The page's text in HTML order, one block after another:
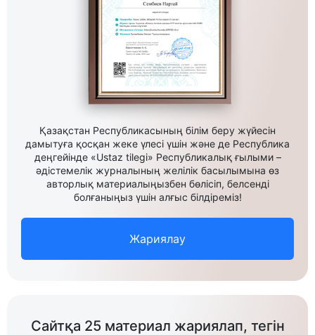
Қазақстан Республикасының білім беру жүйесін
дамытуға қосқан жеке үлесі үшін және де Республика
деңгейінде «Ustaz tilegi» Республикалық ғылыми –
әдістемелік журналының желілік басылымына өз
авторлық материалыңызбен бөлісіп, белсенді
болғаныңыз үшін алғыс білдіреміз!
Жариялау
Сайтқа 25 материал жариялап, тегін